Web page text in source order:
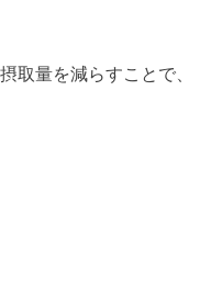
取量を減らすことで、